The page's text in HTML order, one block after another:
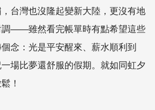
台灣也沒隆起變新大陸，更沒有地
調——雖然看完帳單時有點希望這些
念：光是平安醒來、薪水順利到
場比夢還舒服的假期。就如同虹夕
！